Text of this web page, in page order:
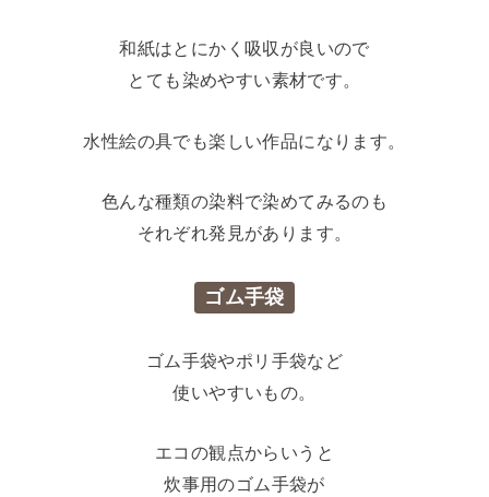
和紙はとにかく吸収が良いので
とても染めやすい素材です。
水性絵の具でも楽しい作品になります。
色んな種類の染料で染めてみるのも
それぞれ発見があります。
ゴム手袋
ゴム手袋やポリ手袋など
使いやすいもの。
エコの観点からいうと
炊事用のゴム手袋が